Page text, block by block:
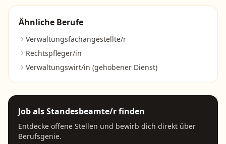
Ähnliche Berufe
Verwaltungsfachangestellte/r
Rechtspfleger/in
Verwaltungswirt/in (gehobener Dienst)
Job alsStandesbeamte/rfinden
Entdecke offene Stellen und bewirb dich direkt über
Berufsgenie.